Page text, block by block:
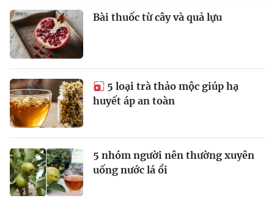
Bài thuốc từ cây và quả lựu
5 loại trà thảo mộc giúp hạ
huyết áp an toàn
5 nhóm người nên thường xuyên
uống nước lá ổi